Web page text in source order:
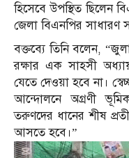
হিসেবে উপস্থিত ছিলেন
জেলা বিএনপির সাধারণ
বক্তব্যে তিনি বলেন,
রক্ষার এক সাহসী
যেতে দেওয়া হবে না।
আন্দোলনে অগ্রণী
তরুণদের ধানের শীষ
আসতে হবে।”